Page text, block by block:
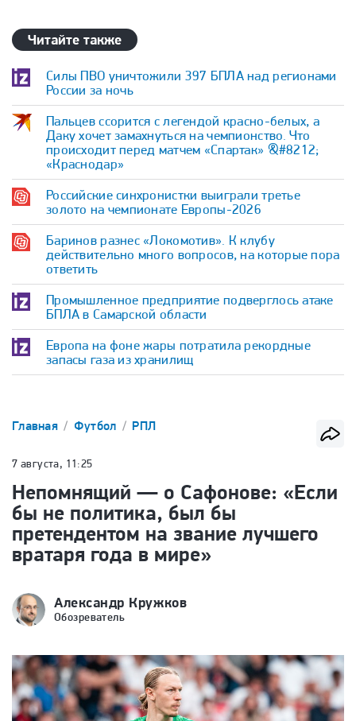
Читайте также
Силы ПВО уничтожили 397 БПЛА над регионами
России за ночь
Пальцев ссорится с легендой красно-белых, а
Даку хочет замахнуться на чемпионство. Что
происходит перед матчем «Спартак» &#8212;
«Краснодар»
Российские синхронистки выиграли третье
золото на чемпионате Европы-2026
Баринов разнес «Локомотив». К клубу
действительно много вопросов, на которые пора
ответить
Промышленное предприятие подверглось атаке
БПЛА в Самарской области
Европа на фоне жары потратила рекордные
запасы газа из хранилищ
Главная Футбол РПЛ
7 августа, 11:25
Непомнящий — о Сафонове: «Если
бы не политика, был бы
претендентом на звание лучшего
вратаря года в мире»
Александр Кружков
Обозреватель